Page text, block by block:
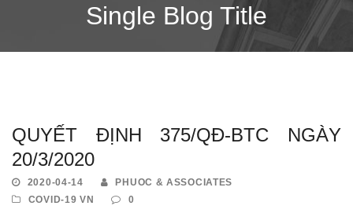
Single Blog Title
QUYẾT ĐỊNH 375/QĐ-BTC NGÀY
20/3/2020
2020-04-14
PHUOC & ASSOCIATES
COVID-19 VN
0